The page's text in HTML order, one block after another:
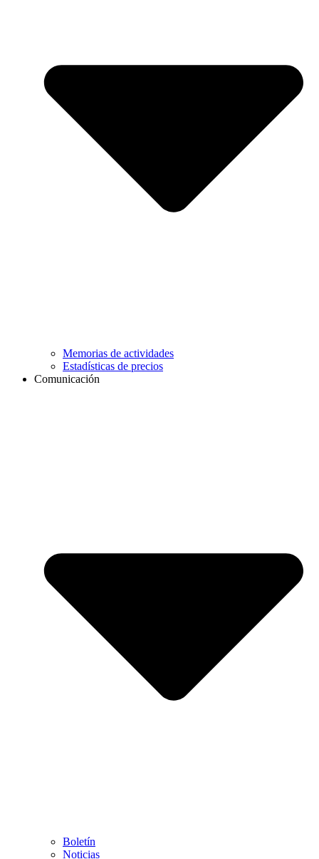
Memorias de actividades
Estadísticas de precios
Comunicación
Boletín
Noticias